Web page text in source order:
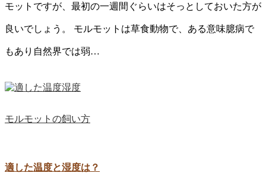
モットですが、最初の一週間ぐらいはそっとしておいた方が
良いでしょう。 モルモットは草食動物で、ある意味臆病で
もあり自然界では弱…
モルモットの飼い方
適した温度と湿度は？